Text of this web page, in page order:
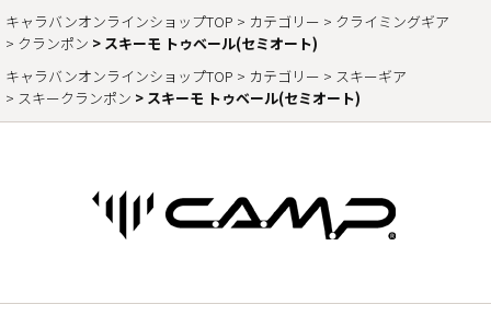
キャラバンオンラインショップTOP
カテゴリー
クライミングギア
クランポン
スキーモ トゥベール(セミオート)
キャラバンオンラインショップTOP
カテゴリー
スキーギア
スキークランポン
スキーモ トゥベール(セミオート)